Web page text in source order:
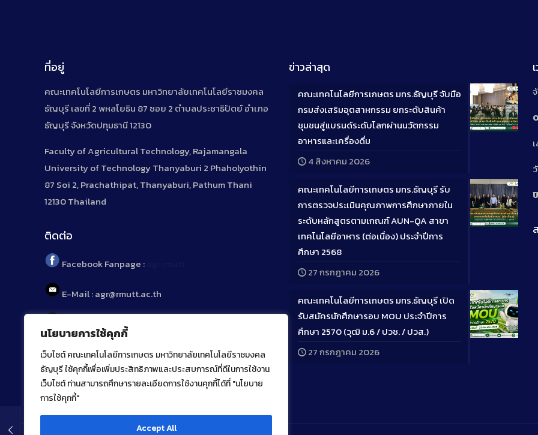
นโยบายการใช้คุกกี้
เว็บไซต์ คณะเทคโนโลยีการเกษตร มหาวิทยาลัยเทคโนโลยีราชมงคล
ธัญบุรี ใช้คุกกี้เพื่อเพิ่มประสิทธิภาพและประสบการณ์ที่ดีในการใช้งาน
เว็บไซต์ ท่านสามารถศึกษารายละเอียดการใช้งานคุกกี้ได้ที่ "นโยบาย
การใช้คุกกี้"
Accept All
ที่อยู่
คณะเทคโนโลยีการเกษตร มหาวิทยาลัยเทคโนโลยีราชมงคล
ธัญบุรี เลขที่ 2 พหลโยธิน 87 ซอย 2 ตำบลประชาธิปัตย์ อำเภอ
ธัญบุรี จังหวัดปทุมธานี 12130
Faculty of Agricultural Technology, Rajamangala
University of Technology Thanyaburi 2 Phaholyothin
87 Soi 2, Prachathipat, Thanyaburi, Pathum Thani
12130 Thailand
ติดต่อ
Facebook Fanpage :
E-Mail : agr@rmutt.ac.th
Tel : 02 592 1955
ข่าวล่าสุด
Long
คณะเทคโนโลยีการเกษตร มทร.ธัญบุรี จับมือ
กรมส่งเสริมอุตสาหกรรม ยกระดับสินค้า
ชุมชนสู่แบรนด์ระดับโลกผ่านนวัตกรรม
อาหารและเครื่องดื่ม
4 สิงหาคม 2026
Long
คณะเทคโนโลยีการเกษตร มทร.ธัญบุรี รับ
การตรวจประเมินคุณภาพการศึกษาภายใน
ระดับหลักสูตรตามเกณฑ์ AUN-QA สาขา
เทคโนโลยีอาหาร (ต่อเนื่อง) ประจำปีการ
ศึกษา 2568
27 กรกฎาคม 2026
Long
คณะเทคโนโลยีการเกษตร มทร.ธัญบุรี เปิด
รับสมัครนักศึกษารอบ MOU ประจำปีการ
ศึกษา 2570 (วุฒิ ม.6 / ปวช. / ปวส.)
27 กรกฎาคม 2026